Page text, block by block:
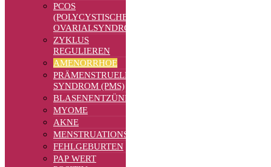
PCOS
(POLYCYSTISCHES
OVARIALSYNDROM)
ZYKLUS
REGULIEREN
AMENORRHOE
PRÄMENSTRUELLES
SYNDROM (PMS)
BLASENENTZÜNDUNGEN
MYOME
AKNE
MENSTRUATIONSBESCHWERDEN
FEHLGEBURTEN
PAP WERT